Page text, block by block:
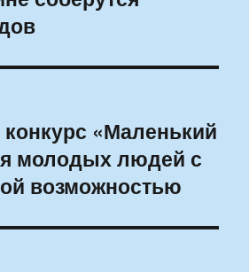
«Маленький
молодых людей с
возможностью